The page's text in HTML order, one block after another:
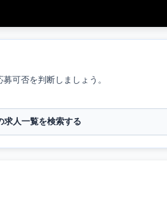
可否を判断しましょう。
求人一覧を検索する